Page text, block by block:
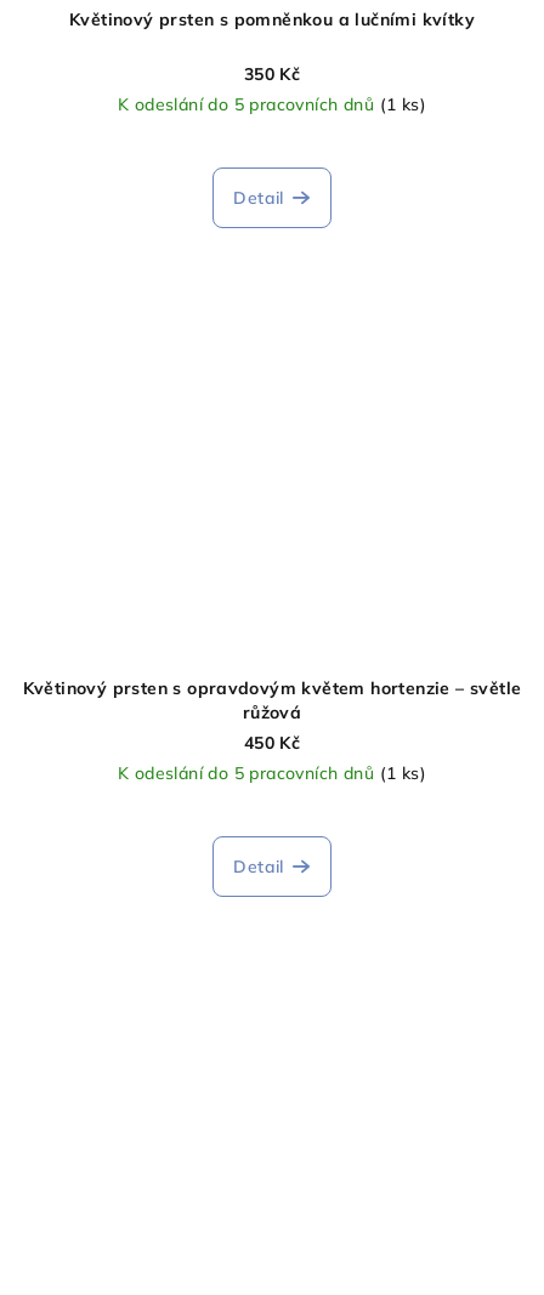
Květinový prsten s pomněnkou a lučními kvítky
350 Kč
K odeslání do 5 pracovních dnů (1 ks)
Detail
Květinový prsten s opravdovým květem hortenzie – světle
růžová
450 Kč
K odeslání do 5 pracovních dnů (1 ks)
Detail